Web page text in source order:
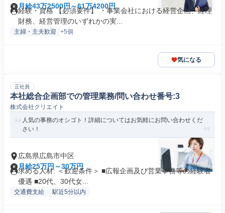
月給43万2500円～61万4200円
経験・資格 【必須要件】 ・事業会社における経営企画、経理
財務、経営管理のいずれかの実...
主婦・主夫歓迎 +5個
気になる
正社員
本社総合企画部での管理業務/問い合わせ番号:3
株式会社クリエイト
人気の事務のオシゴト！詳細についてはお気軽にお問い合わせくだ
さい！
広島県広島市中区
月給25万円～30万円
求める人材: ＜歓迎条件＞ ■広報企画及び営業事務等の経験者
優遇 ■20代、30代女...
交通費支給 駅近5分以内